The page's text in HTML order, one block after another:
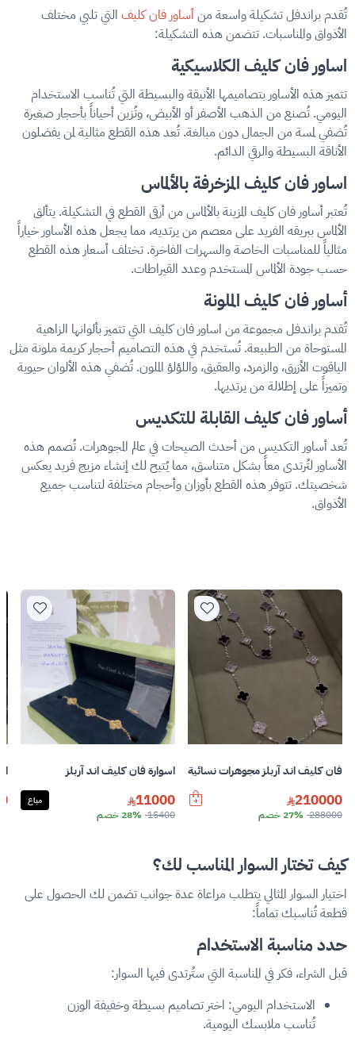
تُقدم براندفل تشكيلة واسعة منأساور فان كليف التي تلبي مختلف
الأذواق والمناسبات. تتضمن هذه التشكيلة:
اساور فان كليف الكلاسيكية
تتميز هذه الأساور بتصاميمها الأنيقة والبسيطة التي تُناسب الاستخدام
اليومي. تُصنع من الذهب الأصفر أو الأبيض، وتُزين أحياناً بأحجار صغيرة
تُضفي لمسة من الجمال دون مبالغة. تُعد هذه القطع مثالية لمن يفضلون
الأناقة البسيطة والرقي الدائم.
اساور فان كليف المزخرفة بالألماس
تُعتبر أساور فان كليف المزينة بالألماس من أرقى القطع في التشكيلة. يتألق
الألماس ببريقه الفريد على معصم من يرتديه، مما يجعل هذه الأساور خياراً
مثالياً للمناسبات الخاصة والسهرات الفاخرة. تختلف أسعار هذه القطع
حسب جودة الألماس المستخدم وعدد القيراطات.
أساور فان كليف الملونة
تُقدم براندفل مجموعة من اساور فان كليف التي تتميز بألوانها الزاهية
المستوحاة من الطبيعة. تُستخدم في هذه التصاميم أحجار كريمة ملونة مثل
الياقوت الأزرق، والزمرد، والعقيق، واللؤلؤ الملون. تُضفي هذه الألوان حيوية
وتميزاً على إطلالة من يرتديها.
أساور فان كليف القابلة للتكديس
تُعد أساور التكديس من أحدث الصيحات في عالم المجوهرات. تُصمم هذه
الأساور لتُرتدى معاً بشكل متناسق، مما يُتيح لك إنشاء مزيج فريد يعكس
شخصيتك. تتوفر هذه القطع بأوزان وأحجام مختلفة لتناسب جميع
الأذواق.
فان كليف اند آربلز مجوهرات نسائية
210000
288000 27% خصم
اسوارة فان كليف اند آربلز
11000
15400 28% خصم
مباع
كيف تختار السوار المناسب لك؟
اختيار السوار المثالي يتطلب مراعاة عدة جوانب تضمن لك الحصول على
قطعة تُناسبك تماماً:
حدد مناسبة الاستخدام
قبل الشراء، فكر في المناسبة التي ستُرتدى فيها السوار:
الاستخدام اليومي: اختر تصاميم بسيطة وخفيفة الوزن
تُناسب ملابسك اليومية.